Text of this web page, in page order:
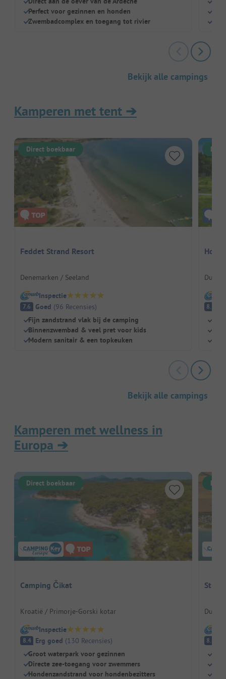
Perfect voor gezinnen en honden
Zwembadcomplex en toegang tot rivier
Bekijk alle campings
Kamperen met tent ➔
Direct boekbaar
Feddet Strand Resort
Denemarken / Seeland
Inspectie
7.6 Goed (96 Recensies)
Fijn zandstrand vlak bij de camping
Binnenzwembad & veel pret voor kids
Modern sanitair & een topkeuken
8.1
Bekijk alle campings
Kamperen met wellness in
Europa ➔
Direct boekbaar
Camping Čikat
Kroatië / Primorje-Gorski kotar
Inspectie
8.4 Erg goed (130 Recensies)
Groot waterpark voor gezinnen
Directe zee-toegang voor zwemmers
Hondenzandstrand voor hondenbezitters
8.8